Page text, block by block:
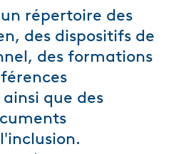
répertoire des
des dispositifs de
des formations
que des